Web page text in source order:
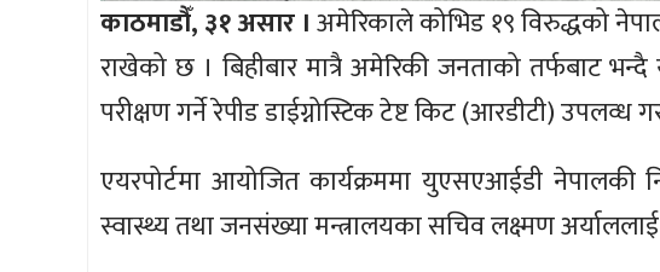
काठमाडौँ, ३१ असार ।अमेरिकाले कोभिड १९ विरुद्धको
राखेको छ । बिहीबार मात्रै अमेरिकी जनताको तर्फबाट
परीक्षण गर्ने रेपीड डाईग्नोस्टिक टेष्ट किट (आरडीटी) उपलव्ध
एयरपोर्टमा आयोजित कार्यक्रममा युएसएआईडी नेपालकी
स्वास्थ्य तथा जनसंख्या मन्त्रालयका सचिव लक्ष्मण